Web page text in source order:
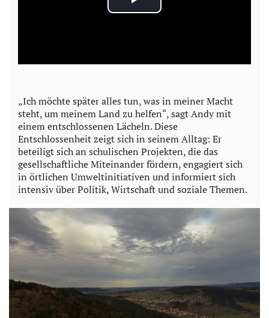
P
a
V
i
d
„Ich möchte später alles tun, was in meiner Macht
steht, um meinem Land zu helfen“, sagt Andy mit
einem entschlossenen Lächeln. Diese
Entschlossenheit zeigt sich in seinem Alltag: Er
beteiligt sich an schulischen Projekten, die das
gesellschaftliche Miteinander fördern, engagiert sich
in örtlichen Umweltinitiativen und informiert sich
intensiv über Politik, Wirtschaft und soziale Themen.